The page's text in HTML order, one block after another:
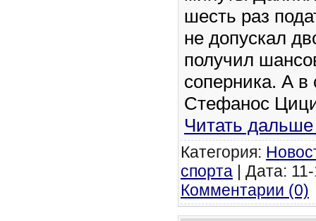
шесть раз
не допускал
получил
соперника. А
Стефанос
Читать
Категория:
спорта | Дата:
Комментарии (0)